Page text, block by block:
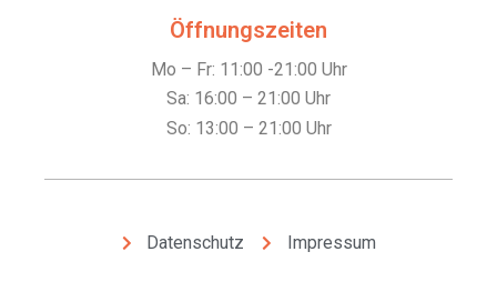
Öffnungszeiten
Mo – Fr: 11:00 -21:00 Uhr
Sa: 16:00 – 21:00 Uhr
So: 13:00 – 21:00 Uhr
Datenschutz Impressum